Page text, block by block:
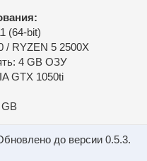
(64-bit)
/ RYZEN 5 2500X
4 GB ОЗУ
GTX 1050ti
до версии 0.5.3.